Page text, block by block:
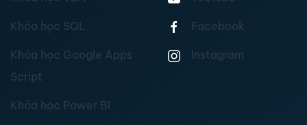
Khóa học SQL
Khóa học Google Apps
Script
Khóa học Power BI
Facebook
Instagram